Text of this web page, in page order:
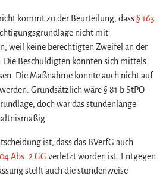
kommt zu der Beurteilung, dass§ 163
nicht mit
weil keine berechtigten Zweifel an der
Die Beschuldigten konnten sich mittels
Die Maßnahme konnte auch nicht auf
Grundsätzlich wäre § 81 b StPO
doch war das stundenlange
ist, dass das BVerfG auch
Abs. 2 GG verletzt worden ist. Entgegen
stellt auch die stundenweise